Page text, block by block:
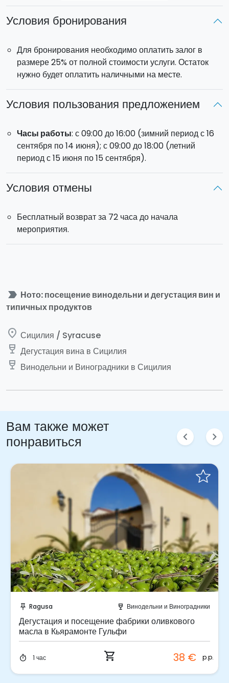
Условия бронирования
Для бронирования необходимо оплатить залог в
размере 25% от полной стоимости услуги. Остаток
нужно будет оплатить наличными на месте.
Условия пользования предложением
Часы работы: с 09:00 до 16:00 (зимний период с 16
сентября по 14 июня); с 09:00 до 18:00 (летний
период с 15 июня по 15 сентября).
Условия отмены
Бесплатный возврат за 72 часа до начала
мероприятия.
label_important Ното: посещение винодельни и дегустация вин и
типичных продуктов
place Сицилия / Syracuse
wine_bar Дегустация вина в Сицилия
wine_bar Винодельни и Виноградники в Сицилия
Вам также может
понравиться
chevron_left chevron_right
push_pin Ragusa wine_bar Винодельни и Виноградники
Дегустация и посещение фабрики оливкового
масла в Кьярамонте Гульфи
timer 1 час shopping_cart 38 € p.p.